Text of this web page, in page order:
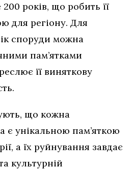
років, що робить її
для регіону. Для
споруди можна
пам’ятками
її виняткову
що кожна
є унікальною пам’яткою
а їх руйнування завдає
культурній